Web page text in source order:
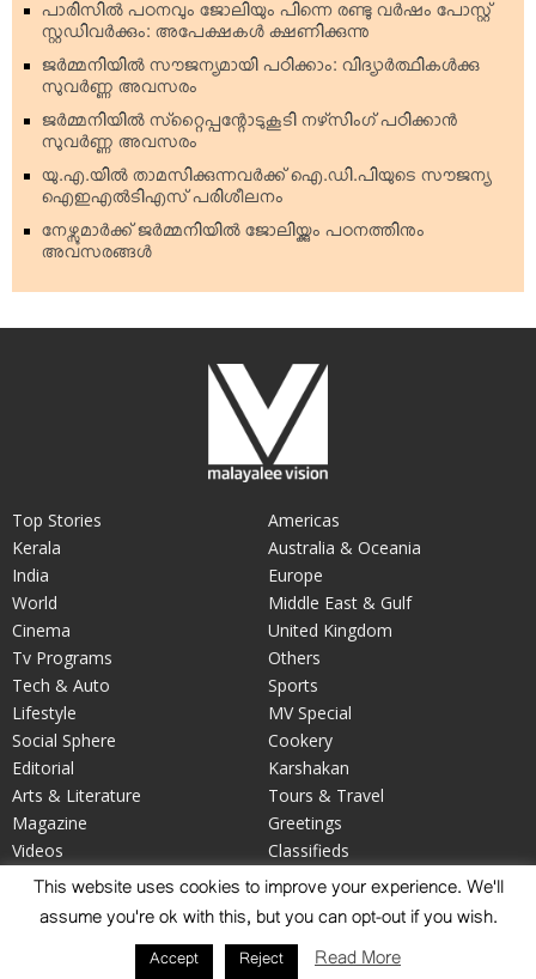
പാരിസില്‍ പഠനവും ജോലിയും പിന്നെ രണ്ടു വര്‍ഷം പോസ്റ്റ്
സ്റ്റഡിവര്‍ക്കും: അപേക്ഷകള്‍ ക്ഷണിക്കുന്നു
ജര്‍മ്മനിയില്‍ സൗജന്യമായി പഠിക്കാം: വിദ്യാര്‍ത്ഥികള്‍ക്കു
സുവര്‍ണ്ണ അവസരം
ജര്‍മ്മനിയില്‍ സ്‌റ്റൈപ്പന്റോടുകൂടി നഴ്‌സിംഗ് പഠിക്കാന്‍
സുവര്‍ണ്ണ അവസരം
യു.എ.യില്‍ താമസിക്കുന്നവര്‍ക്ക് ഐ.ഡി.പിയുടെ സൗജന്യ
ഐഇഎല്‍ടിഎസ് പരിശീലനം
നേഴ്സുമാര്‍ക്ക് ജര്‍മ്മനിയില്‍ ജോലിയ്ക്കും പഠനത്തിനും
അവസരങ്ങള്‍
Top Stories
Kerala
India
World
Cinema
Tv Programs
Tech & Auto
Americas
Australia & Oceania
Europe
Middle East & Gulf
United Kingdom
Others
Sports
Lifestyle
Social Sphere
Editorial
Arts & Literature
Magazine
Videos
Your Say
MV Special
Cookery
Karshakan
Tours & Travel
Greetings
Classifieds
Obituary
© 2026 Malayalee Vision; Developed by
This website uses cookies to improve your experience. We'll
assume you're ok with this, but you can opt-out if you wish.
Accept Reject Read More